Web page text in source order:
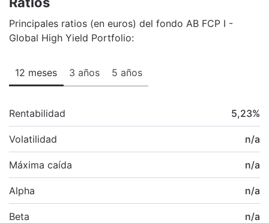
Principales ratios (en euros) del fondo AB FCP I -
Global High Yield Portfolio:
12 meses 3 años 5 años
Rentabilidad 5,23%
Volatilidad n/a
Máxima caída n/a
Alpha n/a
Beta n/a